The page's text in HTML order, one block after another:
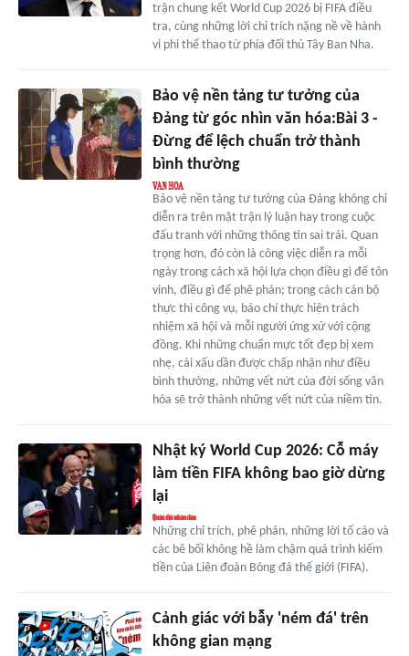
trận chung kết World Cup 2026 bị FIFA điều
tra, cùng những lời chỉ trích nặng nề về hành
vi phi thể thao từ phía đối thủ Tây Ban Nha.
Bảo vệ nền tảng tư tưởng của
Đảng từ góc nhìn văn hóa:Bài 3 -
Đừng để lệch chuẩn trở thành
bình thường
Bảo vệ nền tảng tư tưởng của Đảng không chỉ
diễn ra trên mặt trận lý luận hay trong cuộc
đấu tranh với những thông tin sai trái. Quan
trọng hơn, đó còn là công việc diễn ra mỗi
ngày trong cách xã hội lựa chọn điều gì để tôn
vinh, điều gì để phê phán; trong cách cán bộ
thực thi công vụ, báo chí thực hiện trách
nhiệm xã hội và mỗi người ứng xử với cộng
đồng. Khi những chuẩn mực tốt đẹp bị xem
nhẹ, cái xấu dần được chấp nhận như điều
bình thường, những vết nứt của đời sống văn
hóa sẽ trở thành những vết nứt của niềm tin.
Nhật ký World Cup 2026: Cỗ máy
làm tiền FIFA không bao giờ dừng
lại
Những chỉ trích, phê phán, những lời tố cáo và
các bê bối không hề làm chậm quá trình kiếm
tiền của Liên đoàn Bóng đá thế giới (FIFA).
Cảnh giác với bẫy 'ném đá' trên
không gian mạng